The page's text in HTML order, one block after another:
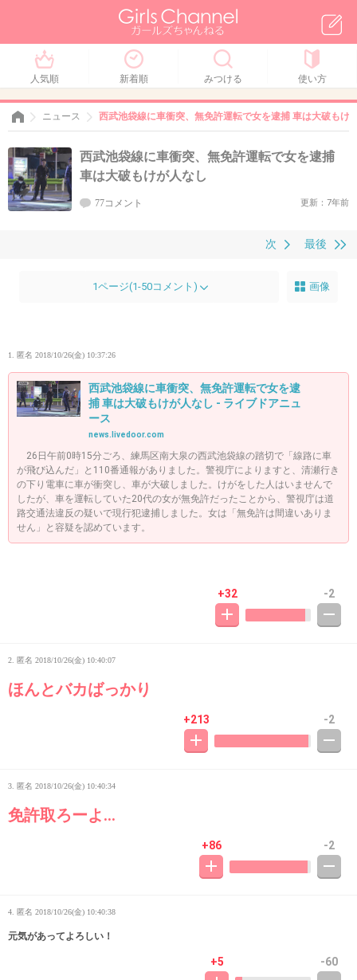
人気順 新着順 みつける 使い方
ニュース 西武池袋線に車衝突、無免許運転で女を逮捕 車は大破もけ
西武池袋線に車衝突、無免許運転で女を逮捕
車は大破もけが人なし
77コメント 更新：7年前
最後
次
1ページ(1-50コメント) 画像
1. 匿名 2018/10/26(金) 10:37:26
西武池袋線に車衝突、無免許運転で女を逮
捕 車は大破もけが人なし - ライブドアニュ
ース
news.livedoor.com
26日午前0時15分ごろ、練馬区南大泉の西武池袋線の踏切で「線路に車
が飛び込んだ」と110番通報がありました。警視庁によりますと、清瀬行き
の下り電車に車が衝突し、車が大破しました。けがをした人はいませんで
したが、車を運転していた20代の女が無免許だったことから、警視庁は道
路交通法違反の疑いで現行犯逮捕しました。女は「無免許は間違いありま
せん」と容疑を認めています。
+32 -2
2. 匿名 2018/10/26(金) 10:40:07
ほんとバカばっかり
+213 -2
3. 匿名 2018/10/26(金) 10:40:34
免許取ろーよ…
+86 -2
4. 匿名 2018/10/26(金) 10:40:38
元気があってよろしい！
+5 -60